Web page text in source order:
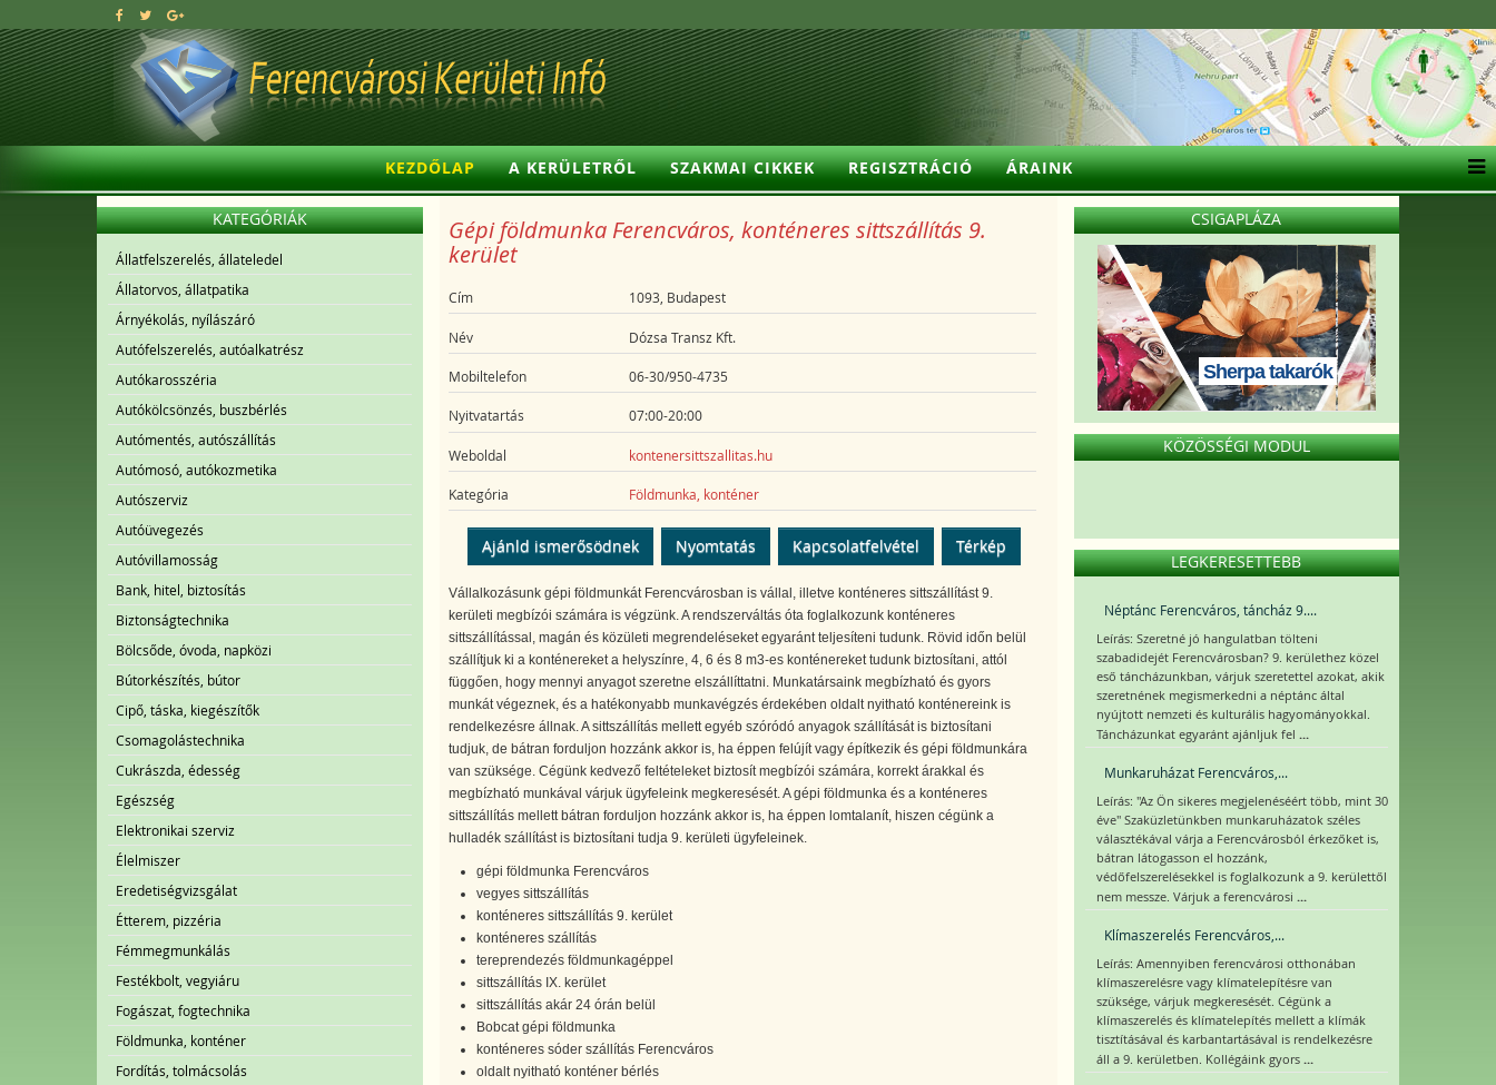
KEZDŐLAP A KERÜLETRŐL SZAKMAI CIKKEK REGISZTRÁCIÓ ÁRAINK
KATEGÓRIÁK
Állatfelszerelés, állateledel
Állatorvos, állatpatika
Árnyékolás, nyílászáró
Autófelszerelés, autóalkatrész
Autókarosszéria
Autókölcsönzés, buszbérlés
Autómentés, autószállítás
Autómosó, autókozmetika
Autószerviz
Autóüvegezés
Autóvillamosság
Bank, hitel, biztosítás
Biztonságtechnika
Bölcsőde, óvoda, napközi
Bútorkészítés, bútor
Cipő, táska, kiegészítők
Csomagolástechnika
Cukrászda, édesség
Egészség
Elektronikai szerviz
Élelmiszer
Eredetiségvizsgálat
Étterem, pizzéria
Fémmegmunkálás
Festékbolt, vegyiáru
Fogászat, fogtechnika
Földmunka, konténer
Fordítás, tolmácsolás
Gépi földmunka Ferencváros, konténeres sittszállítás 9.
kerület
Cím 1093, Budapest
Név Dózsa Transz Kft.
Mobiltelefon 06-30/950-4735
Nyitvatartás 07:00-20:00
Weboldal kontenersittszallitas.hu
Kategória Földmunka, konténer
Ajánld ismerősödnek Nyomtatás Kapcsolatfelvétel Térkép
Vállalkozásunk gépi földmunkát Ferencvárosban is vállal, illetve konténeres sittszállítást 9.
kerületi megbízói számára is végzünk. A rendszerváltás óta foglalkozunk konténeres
sittszállítással, magán és közületi megrendeléseket egyaránt teljesíteni tudunk. Rövid időn belül
szállítjuk ki a konténereket a helyszínre, 4, 6 és 8 m3-es konténereket tudunk biztosítani, attól
függően, hogy mennyi anyagot szeretne elszállíttatni. Munkatársaink megbízható és gyors
munkát végeznek, és a hatékonyabb munkavégzés érdekében oldalt nyitható konténereink is
rendelkezésre állnak. A sittszállítás mellett egyéb szóródó anyagok szállítását is biztosítani
tudjuk, de bátran forduljon hozzánk akkor is, ha éppen felújít vagy építkezik és gépi földmunkára
van szüksége. Cégünk kedvező feltételeket biztosít megbízói számára, korrekt árakkal és
megbízható munkával várjuk ügyfeleink megkeresését. A gépi földmunka és a konténeres
sittszállítás mellett bátran forduljon hozzánk akkor is, ha éppen lomtalanít, hiszen cégünk a
hulladék szállítást is biztosítani tudja 9. kerületi ügyfeleinek.
gépi földmunka Ferencváros
vegyes sittszállítás
konténeres sittszállítás 9. kerület
konténeres szállítás
tereprendezés földmunkagéppel
sittszállítás IX. kerület
sittszállítás akár 24 órán belül
Bobcat gépi földmunka
konténeres sóder szállítás Ferencváros
oldalt nyitható konténer bérlés
CSIGAPLÁZA
Sherpa takarók
KÖZÖSSÉGI MODUL
LEGKERESETTEBB
Néptánc Ferencváros, táncház 9....
Leírás: Szeretné jó hangulatban tölteni
szabadidejét Ferencvárosban? 9. kerülethez közel
eső táncházunkban, várjuk szeretettel azokat, akik
szeretnének megismerkedni a néptánc által
nyújtott nemzeti és kulturális hagyományokkal.
Táncházunkat egyaránt ajánljuk fel ...
Munkaruházat Ferencváros,...
Leírás: "Az Ön sikeres megjelenéséért több, mint 30
éve" Szaküzletünkben munkaruházatok széles
választékával várja a Ferencvárosból érkezőket is,
bátran látogasson el hozzánk,
védőfelszerelésekkel is foglalkozunk a 9. kerülettől
nem messze. Várjuk a ferencvárosi ...
Klímaszerelés Ferencváros,...
Leírás: Amennyiben ferencvárosi otthonában
klímaszerelésre vagy klímatelepítésre van
szüksége, várjuk megkeresését. Cégünk a
klímaszerelés és klímatelepítés mellett a klímák
tisztításával és karbantartásával is rendelkezésre
áll a 9. kerületben. Kollégáink gyors ...